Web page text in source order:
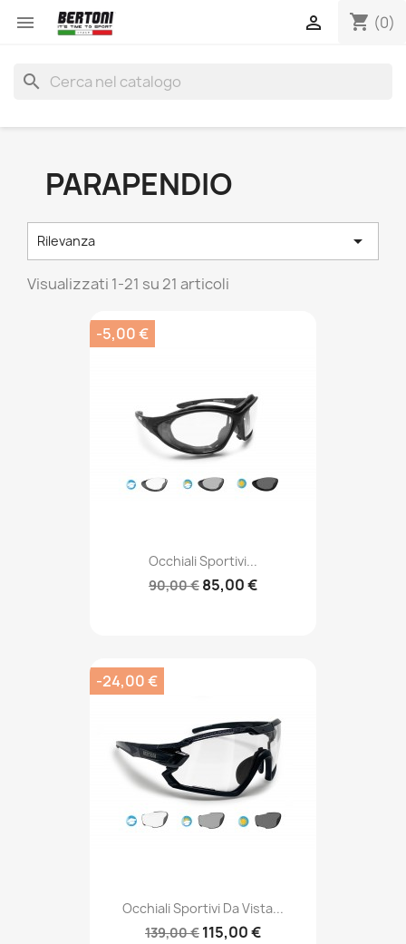
 shopping_cart (0)

search
PARAPENDIO
Rilevanza 
Visualizzati 1-21 su 21 articoli
Occhiali Sportivi...
90,00 € 85,00 €
-5,00 €
Occhiali Sportivi Da Vista...
139,00 € 115,00 €
-24,00 €